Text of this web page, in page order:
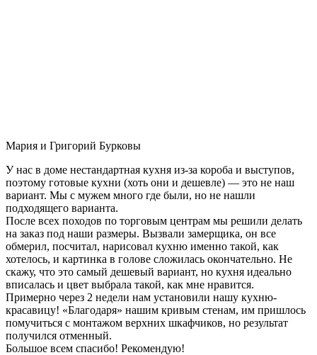
Мария и Григорий Бурковы
У нас в доме нестандартная кухня из-за короба и выступов,
поэтому готовые кухни (хоть они и дешевле) — это не наш
вариант. Мы с мужем много где были, но не нашли
подходящего варианта.
После всех походов по торговым центрам мы решили делать
на заказ под наши размеры. Вызвали замерщика, он все
обмерил, посчитал, нарисовал кухню именно такой, как
хотелось, и картинка в голове сложилась окончательно. Не
скажу, что это самый дешевый вариант, но кухня идеально
вписалась и цвет выбрала такой, как мне нравится.
Примерно через 2 недели нам установили нашу кухню-
красавицу! «Благодаря» нашим кривым стенам, им пришлось
помучиться с монтажом верхних шкафчиков, но результат
получился отменный.
Большое всем спасибо! Рекомендую!